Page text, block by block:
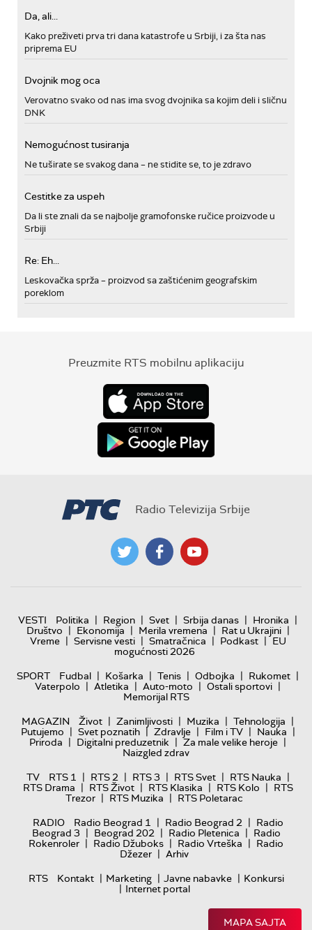
Da, ali...
Kako preživeti prva tri dana katastrofe u Srbiji, i za šta nas
priprema EU
Dvojnik mog oca
Verovatno svako od nas ima svog dvojnika sa kojim deli i sličnu
DNK
Nemogućnost tusiranja
Ne tuširate se svakog dana – ne stidite se, to je zdravo
Cestitke za uspeh
Da li ste znali da se najbolje gramofonske ručice proizvode u
Srbiji
Re: Eh...
Leskovačka sprža – proizvod sa zaštićenim geografskim
poreklom
Preuzmite RTS mobilnu aplikaciju
Radio Televizija Srbije
VESTI Politika | Region | Svet | Srbija danas | Hronika |
Društvo | Ekonomija | Merila vremena | Rat u Ukrajini |
Vreme | Servisne vesti | Smatračnica | Podkast | EU
mogućnosti 2026
SPORT
Fudbal | Košarka | Tenis | Odbojka | Rukomet |
Vaterpolo | Atletika | Auto-moto | Ostali sportovi |
Memorijal RTS
MAGAZIN
Život | Zanimljivosti | Muzika | Tehnologija |
Putujemo | Svet poznatih | Zdravlje | Film i TV | Nauka |
Priroda | Digitalni preduzetnik | Za male velike heroje |
Naizgled zdrav
TV
RTS 1 | RTS 2 | RTS 3 | RTS Svet | RTS Nauka |
RTS Drama | RTS Život | RTS Klasika | RTS Kolo | RTS
Trezor | RTS Muzika | RTS Poletarac
RADIO
Radio Beograd 1 | Radio Beograd 2 | Radio
Beograd 3 | Beograd 202 | Radio Pletenica | Radio
Rokenroler | Radio Džuboks | Radio Vrteška | Radio
Džezer | Arhiv
RTS
Kontakt | Marketing | Javne nabavke | Konkursi
| Internet portal
MAPA SAJTA